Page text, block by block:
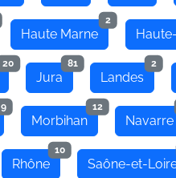
Haute Marne
2
20
Jura
81
Landes
2
9
Morbihan
12
Navarre
Rhône
10
Saône-et-